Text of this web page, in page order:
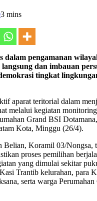
3 mins
dalam pengamanan
dan imbauan
tingkat
aparat teritorial dalam
melalui kegiatan
Grand BSI
Kota, Minggu (26/4).
Belian, Koramil 03/Nongsa,
proses pemilihan
yang dimulai sekitar
Trantib kelurahan, para
serta warga